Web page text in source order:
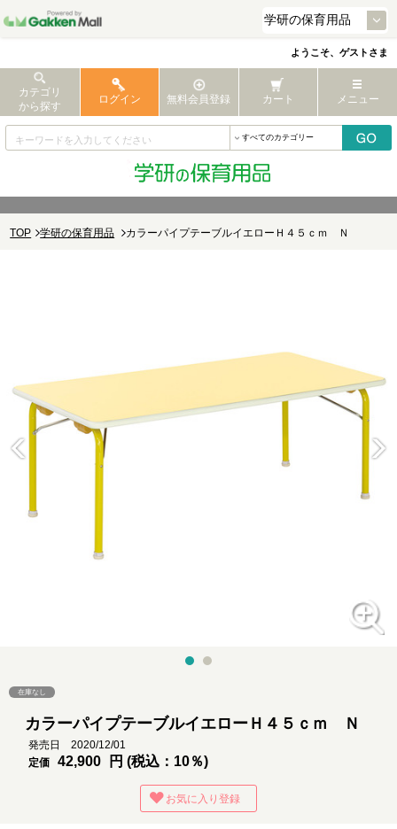
ようこそ、ゲストさま
カテゴリ
から探す
ログイン 無料会員登録 カート メニュー
TOP 学研の保育用品 カラーパイプテーブルイエローＨ４５ｃｍ Ｎ
在庫なし
カラーパイプテーブルイエローＨ４５ｃｍ Ｎ
発売日 2020/12/01
定価
42,900 円 (税込：10％)
お気に入り登録